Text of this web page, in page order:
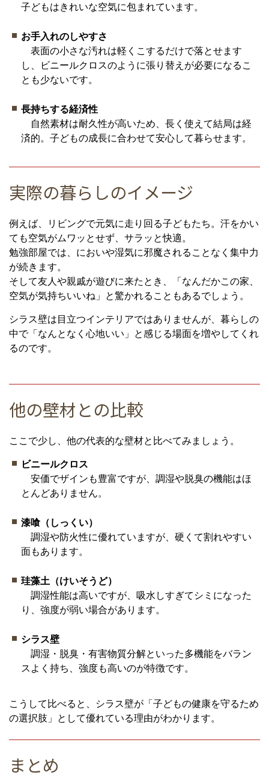
子どもはきれいな空気に包まれています。
お手入れのしやすさ
表面の小さな汚れは軽くこするだけで落とせます
し、ビニールクロスのように張り替えが必要になるこ
とも少ないです。
長持ちする経済性
自然素材は耐久性が高いため、長く使えて結局は経
済的。子どもの成長に合わせて安心して暮らせます。
実際の暮らしのイメージ
例えば、リビングで元気に走り回る子どもたち。汗をかい
ても空気がムワッとせず、サラッと快適。
勉強部屋では、においや湿気に邪魔されることなく集中力
が続きます。
そして友人や親戚が遊びに来たとき、「なんだかこの家、
空気が気持ちいいね」と驚かれることもあるでしょう。
シラス壁は目立つインテリアではありませんが、暮らしの
中で「なんとなく心地いい」と感じる場面を増やしてくれ
るのです。
他の壁材との比較
ここで少し、他の代表的な壁材と比べてみましょう。
ビニールクロス
安価でザインも豊富ですが、調湿や脱臭の機能はほ
とんどありません。
漆喰（しっくい）
調湿や防火性に優れていますが、硬くて割れやすい
面もあります。
珪藻土（けいそうど）
調湿性能は高いですが、吸水しすぎてシミになった
り、強度が弱い場合があります。
シラス壁
調湿・脱臭・有害物質分解といった多機能をバラン
スよく持ち、強度も高いのが特徴です。
こうして比べると、シラス壁が「子どもの健康を守るため
の選択肢」として優れている理由がわかります。
まとめ